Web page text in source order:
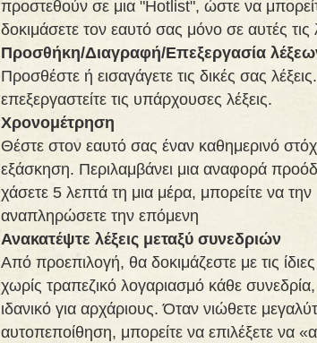
προστεθούν σε μια "Hotlist", ώστε να
δοκιμάσετε τον εαυτό σας μόνο σε αυτές τις
Προσθήκη/Διαγραφή/Επεξεργασία
Προσθέστε ή εισαγάγετε τις δικές σας
επεξεργαστείτε τις υπάρχουσες λέξεις.
Χρονομέτρηση
Θέστε στον εαυτό σας έναν καθημερινό
εξάσκηση. Περιλαμβάνει μια αναφορά
χάσετε 5 λεπτά τη μια μέρα, μπορείτε να την
αναπληρώσετε την επόμενη
Ανακατέψτε λέξεις μεταξύ συνεδριών
Από προεπιλογή, θα δοκιμάζεστε με τις ίδιες
χωρίς τραπεζικό λογαριασμό κάθε συνεδρία,
ιδανικό για αρχάριους. Όταν νιώθετε
αυτοπεποίθηση, μπορείτε να επιλέξετε να